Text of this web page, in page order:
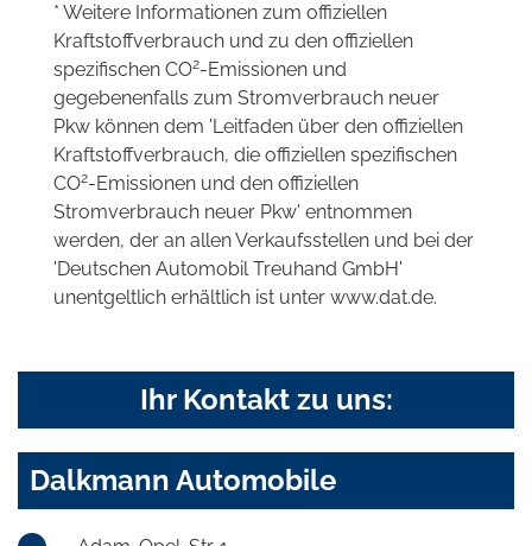
* Weitere Informationen zum offiziellen
Kraftstoffverbrauch und zu den offiziellen
spezifischen CO2-Emissionen und
gegebenenfalls zum Stromverbrauch neuer
Pkw können dem 'Leitfaden über den offiziellen
Kraftstoffverbrauch, die offiziellen spezifischen
CO2-Emissionen und den offiziellen
Stromverbrauch neuer Pkw' entnommen
werden, der an allen Verkaufsstellen und bei der
'Deutschen Automobil Treuhand GmbH'
unentgeltlich erhältlich ist unter www.dat.de.
Ihr Kontakt zu uns:
Dalkmann Automobile